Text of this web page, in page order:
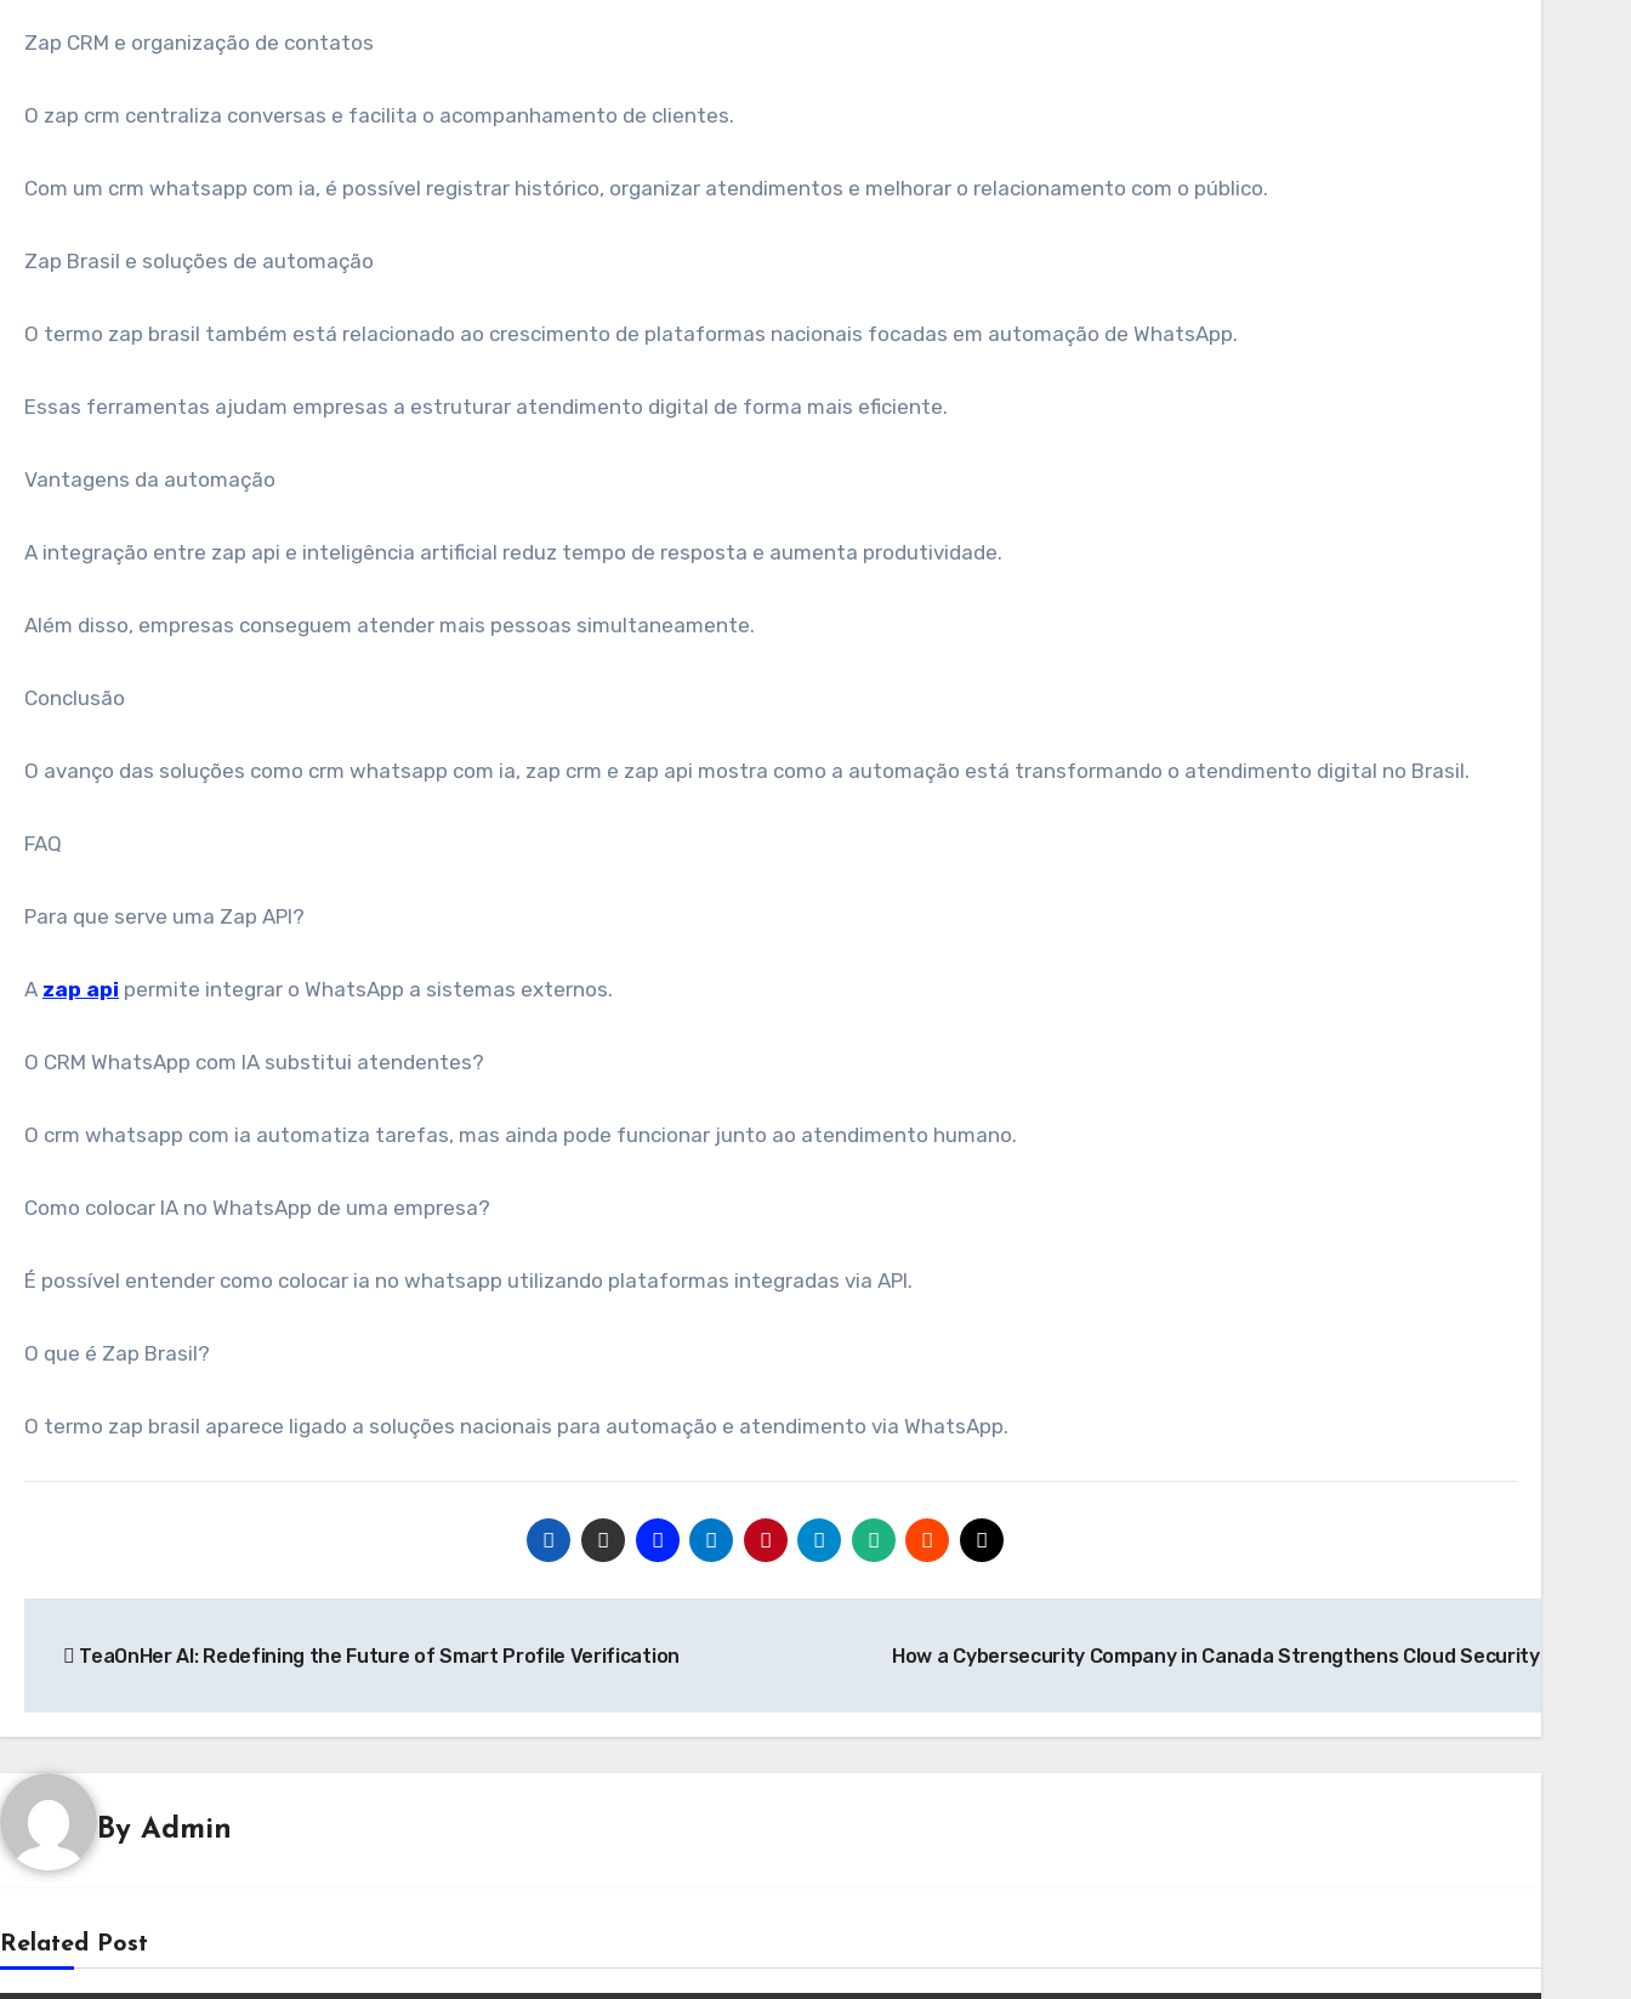
Zap CRM e organização de contatos
O zap crm centraliza conversas e facilita o acompanhamento de clientes.
Com um crm whatsapp com ia, é possível registrar histórico, organizar atendimentos e melhorar o relacionamento com o público.
Zap Brasil e soluções de automação
O termo zap brasil também está relacionado ao crescimento de plataformas nacionais focadas em automação de WhatsApp.
Essas ferramentas ajudam empresas a estruturar atendimento digital de forma mais eficiente.
Vantagens da automação
A integração entre zap api e inteligência artificial reduz tempo de resposta e aumenta produtividade.
Além disso, empresas conseguem atender mais pessoas simultaneamente.
Conclusão
O avanço das soluções como crm whatsapp com ia, zap crm e zap api mostra como a automação está transformando o atendimento digital no Brasil.
FAQ
Para que serve uma Zap API?
A zap api permite integrar o WhatsApp a sistemas externos.
O CRM WhatsApp com IA substitui atendentes?
O crm whatsapp com ia automatiza tarefas, mas ainda pode funcionar junto ao atendimento humano.
Como colocar IA no WhatsApp de uma empresa?
É possível entender como colocar ia no whatsapp utilizando plataformas integradas via API.
O que é Zap Brasil?
O termo zap brasil aparece ligado a soluções nacionais para automação e atendimento via WhatsApp.
navigation
TeaOnHer AI: Redefining the Future of Smart Profile Verification How a Cybersecurity Company in Canada Strengthens Cloud Security
By Admin
Related Post